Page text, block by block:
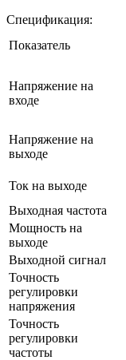
Спецификация:
Показатель
Напряжение на
входе
Напряжение на
выходе
Ток на выходе
Выходная частота
Мощность на
выходе
Выходной сигнал
Точность
регулировки
напряжения
Точность
регулировки
частоты